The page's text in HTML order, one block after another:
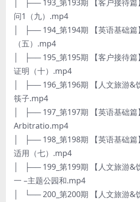
│ ├── 193_第193期 【客户接待篇
问1（九）.mp4
│ ├── 194_第194期 【英语基础
（五）.mp4
│ ├── 195_第195期 【客户接待
证明（十）.mp4
│ ├── 196_第196期 【人文旅游&
筷子.mp4
│ ├── 197_第197期 【英语基础
Arbitratio.mp4
│ ├── 198_第198期 【英语基础
适用（七）.mp4
│ ├── 199_第199期 【人文旅游&
一 –主题公园和.mp4
│ └── 200_第200期 【人文旅游&